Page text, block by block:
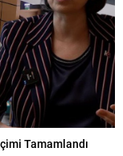
Tamamlandı